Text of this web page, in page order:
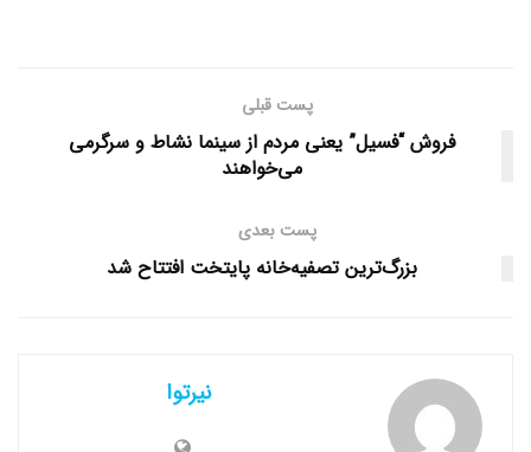
پست قبلی
فروش “فسیل” یعنی مردم از سینما نشاط و سرگرمی
می‌خواهند
پست بعدی
بزرگ‌ترین تصفیه‌خانه پایتخت افتتاح شد
نیرتوا